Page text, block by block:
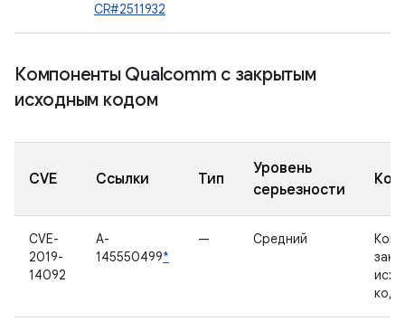
CR#2511932
Компоненты Qualcomm с закрытым
исходным кодом
CVE Ссылки Тип
Уровень
серьезности
CVE-
2019-
14092
A-
145550499*
— Средний